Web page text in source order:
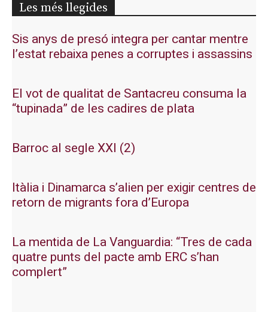
Les més llegides
Sis anys de presó integra per cantar mentre
l’estat rebaixa penes a corruptes i assassins
El vot de qualitat de Santacreu consuma la
“tupinada” de les cadires de plata
Barroc al segle XXI (2)
Itàlia i Dinamarca s’alien per exigir centres de
retorn de migrants fora d’Europa
La mentida de La Vanguardia: “Tres de cada
quatre punts del pacte amb ERC s’han
complert”